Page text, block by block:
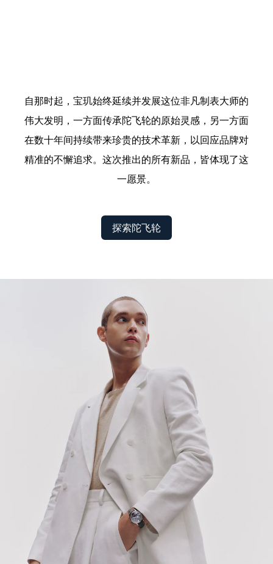
自那时起，宝玑始终延续并发展这位非凡制表大师的
伟大发明，一方面传承陀飞轮的原始灵感，另一方面
在数十年间持续带来珍贵的技术革新，以回应品牌对
精准的不懈追求。这次推出的所有新品，皆体现了这
一愿景。
探索陀飞轮